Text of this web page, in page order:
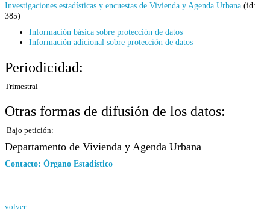
Investigaciones estadísticas y encuestas de Vivienda y Agenda Urbana (id:
385)
Información básica sobre protección de datos
Información adicional sobre protección de datos
Periodicidad:
Trimestral
Otras formas de difusión de los datos:
Bajo petición:
Departamento de Vivienda y Agenda Urbana
Contacto: Órgano Estadístico
volver